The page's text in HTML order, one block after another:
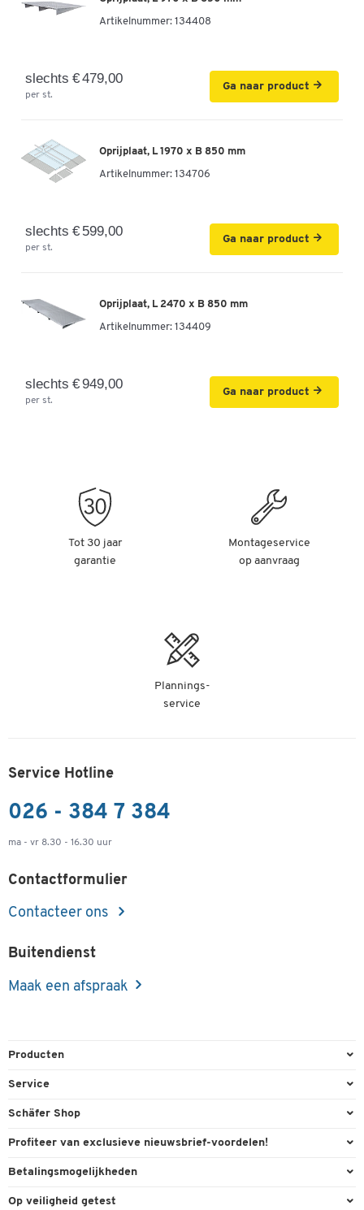
Artikelnummer: 134408
slechts € 479,00
per st.
Ga naar product
Oprijplaat, L 1970 x B 850 mm
Artikelnummer: 134706
slechts € 599,00
per st.
Ga naar product
Oprijplaat, L 2470 x B 850 mm
Artikelnummer: 134409
slechts € 949,00
per st.
Ga naar product
Tot 30 jaar
garantie
Montageservice
op aanvraag
Plannings-
service
Service Hotline
026 - 384 7 384
ma - vr 8.30 - 16.30 uur
Contactformulier
Contacteer ons
Buitendienst
Maak een afspraak
Producten
Kantoorbenodigdheden
Milieutechniek
Reiniging & hygiëne
Service
Bestelling herroepen
Inkt & Toner
Schäfer Shop
Algemene voorwaarden
Profiteer van exclusieve nieuwsbrief-voordelen!
Welkomstgeschenk
Betalingsmogelijkheden
Paypal
Op veiligheid getest